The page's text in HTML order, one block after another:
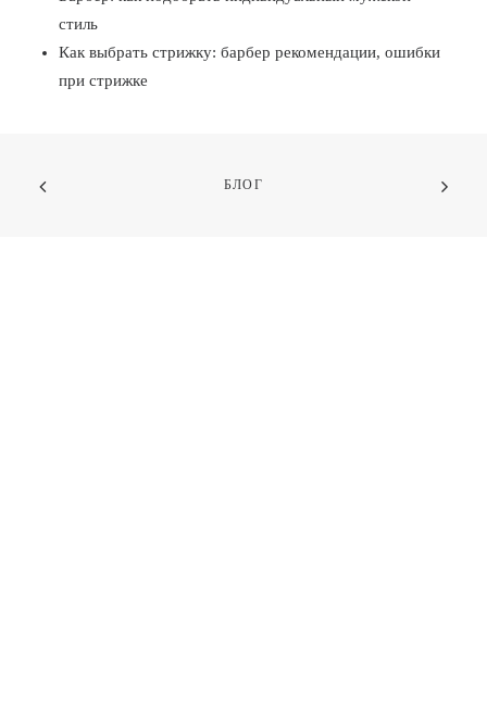
стиль
Как выбрать стрижку: барбер рекомендации, ошибки
при стрижке
БЛОГ